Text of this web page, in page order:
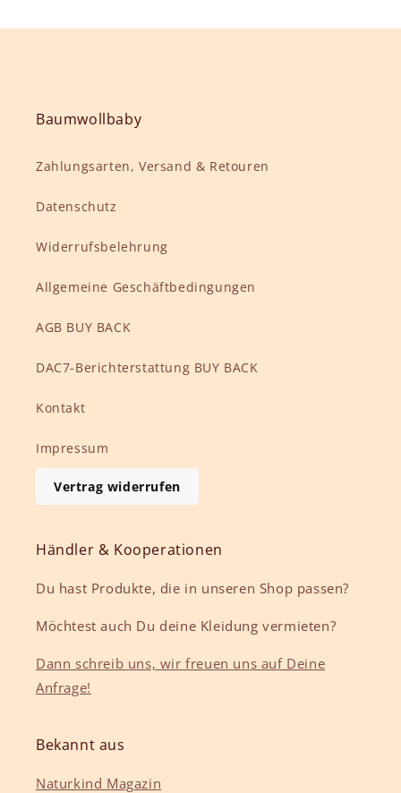
Baumwollbaby
Zahlungsarten, Versand & Retouren
Datenschutz
Widerrufsbelehrung
Allgemeine Geschäftbedingungen
AGB BUY BACK
DAC7-Berichterstattung BUY BACK
Kontakt
Impressum
Vertrag widerrufen
Händler & Kooperationen
Du hast Produkte, die in unseren Shop passen?
Möchtest auch Du deine Kleidung vermieten?
Dann schreib uns, wir freuen uns auf Deine
Anfrage!
Bekannt aus
Naturkind Magazin